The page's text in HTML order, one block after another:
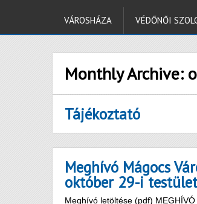
VÁROSHÁZA VÉDŐNŐI
Monthly Archive:
Tájékoztató
Meghívó Mágocs
október 29-i
Meghívó letöltése (pdf)